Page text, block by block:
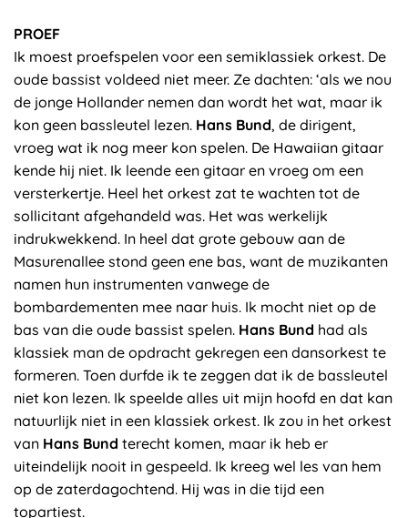
PROEF
Ik moest proefspelen voor een semiklassiek orkest. De
oude bassist voldeed niet meer. Ze dachten: ‘als we nou
de jonge Hollander nemen dan wordt het wat, maar ik
kon geen bassleutel lezen. Hans Bund, de dirigent,
vroeg wat ik nog meer kon spelen. De Hawaiian gitaar
kende hij niet. Ik leende een gitaar en vroeg om een
versterkertje. Heel het orkest zat te wachten tot de
sollicitant afgehandeld was. Het was werkelijk
indrukwekkend. In heel dat grote gebouw aan de
Masurenallee stond geen ene bas, want de muzikanten
namen hun instrumenten vanwege de
bombardementen mee naar huis. Ik mocht niet op de
bas van die oude bassist spelen. Hans Bund had als
klassiek man de opdracht gekregen een dansorkest te
formeren. Toen durfde ik te zeggen dat ik de bassleutel
niet kon lezen. Ik speelde alles uit mijn hoofd en dat kan
natuurlijk niet in een klassiek orkest. Ik zou in het orkest
van Hans Bund terecht komen, maar ik heb er
uiteindelijk nooit in gespeeld. Ik kreeg wel les van hem
op de zaterdagochtend. Hij was in die tijd een
topartiest.